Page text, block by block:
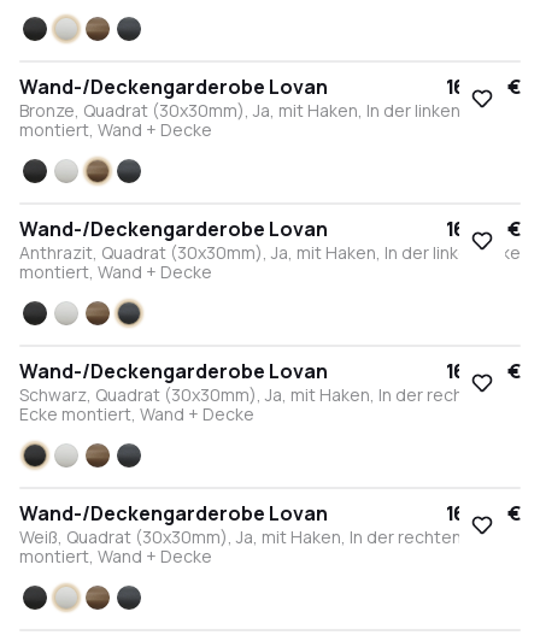
Schwarz
WeißBronzeAnthrazit
Wand-/Deckengarderobe Lovan
164,00 €
Bronze, Quadrat (30x30mm), Ja, mit Haken, In der linken Ecke
montiert, Wand + Decke
Schwarz
WeißBronzeAnthrazit
Wand-/Deckengarderobe Lovan
164,00 €
Anthrazit, Quadrat (30x30mm), Ja, mit Haken, In der linken Ecke
montiert, Wand + Decke
Schwarz
WeißBronzeAnthrazit
Wand-/Deckengarderobe Lovan
164,00 €
Schwarz, Quadrat (30x30mm), Ja, mit Haken, In der rechten
Ecke montiert, Wand + Decke
Schwarz
WeißBronzeAnthrazit
Wand-/Deckengarderobe Lovan
164,00 €
Weiß, Quadrat (30x30mm), Ja, mit Haken, In der rechten Ecke
montiert, Wand + Decke
Schwarz
WeißBronzeAnthrazit